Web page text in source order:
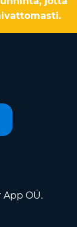
OÜ.